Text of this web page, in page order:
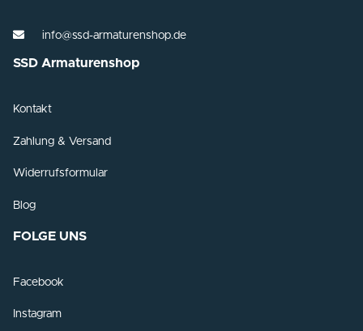
info@ssd-armaturenshop.de
SSD Armaturenshop
Kontakt
Zahlung & Versand
Widerrufsformular
Blog
FOLGE UNS
Facebook
Instagram